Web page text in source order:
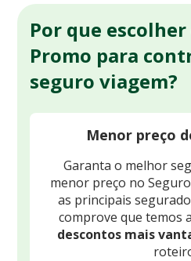
Por que escolher
Promo para
seguro viagem?
Menor preço
Garanta o melhor
menor preço no
as principais
comprove que temos
descontos mais